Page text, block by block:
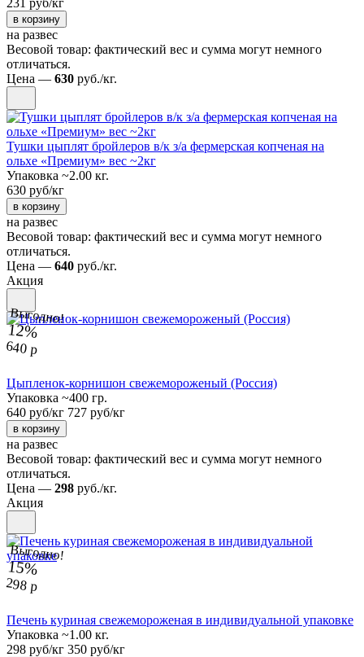
в корзину
на развес
Весовой товар: фактический вес и сумма могут немного
отличаться.
Цена — 630 руб./кг.
Тушки цыплят бройлеров в/к з/а фермерская копченая на
ольхе «Премиум» вес ~2кг
Упаковка ~2.00 кг.
630 руб/кг
в корзину
на развес
Весовой товар: фактический вес и сумма могут немного
отличаться.
Цена — 640 руб./кг.
Акция
Выгодно!
12%
640 р
Цыпленок-корнишон свежемороженый (Россия)
Упаковка ~400 гр.
640 руб/кг 727 руб/кг
в корзину
на развес
Весовой товар: фактический вес и сумма могут немного
отличаться.
Цена — 298 руб./кг.
Акция
Выгодно!
15%
298 р
Печень куриная свежемороженая в индивидуальной упаковке
Упаковка ~1.00 кг.
298 руб/кг 350 руб/кг